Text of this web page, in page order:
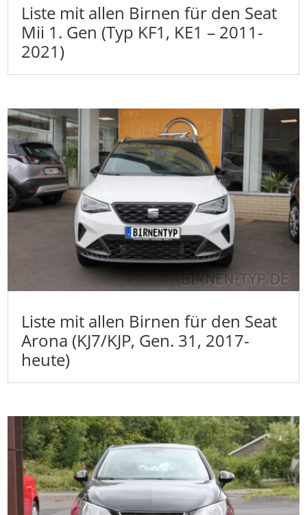
Liste mit allen Birnen für den Seat
Mii 1. Gen (Typ KF1, KE1 – 2011-
2021)
Liste mit allen Birnen für den Seat
Arona (KJ7/KJP, Gen. 31, 2017-
heute)